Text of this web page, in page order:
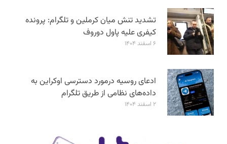
تشدید تنش میان کرملین و تلگرام: پرونده
کیفری علیه پاول دوروف
۶ اسفند ۱۴۰۴
ادعای روسیه درمورد دسترسی اوکراین به
داده‌های نظامی از طریق تلگرام
۲ اسفند ۱۴۰۴